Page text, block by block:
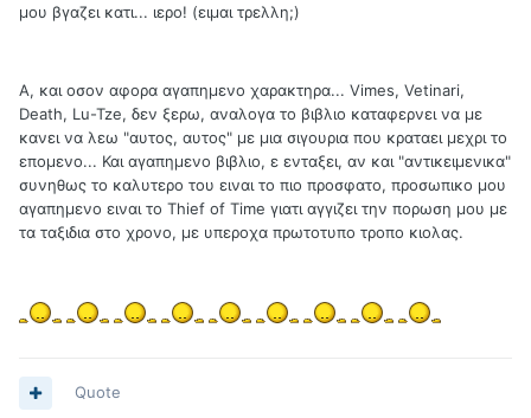
μου βγαζει κατι... ιερο! (ειμαι τρελλη;)
Α, και οσον αφορα αγαπημενο χαρακτηρα... Vimes, Vetinari,
Death, Lu-Tze, δεν ξερω, αναλογα το βιβλιο καταφερνει να με
κανει να λεω "αυτος, αυτος" με μια σιγουρια που κραταει μεχρι το
επομενο... Και αγαπημενο βιβλιο, ε ενταξει, αν και "αντικειμενικα"
συνηθως το καλυτερο του ειναι το πιο προσφατο, προσωπικο μου
αγαπημενο ειναι το Thief of Time γιατι αγγιζει την πορωση μου με
τα ταξιδια στο χρονο, με υπεροχα πρωτοτυπο τροπο κιολας.
Quote